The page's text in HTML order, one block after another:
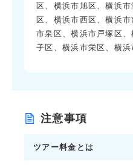
区、横浜市旭区、横浜
区、横浜市西区、横浜
市泉区、横浜市戸塚区
子区、横浜市栄区、横浜
注意事項
ツアー料金とは